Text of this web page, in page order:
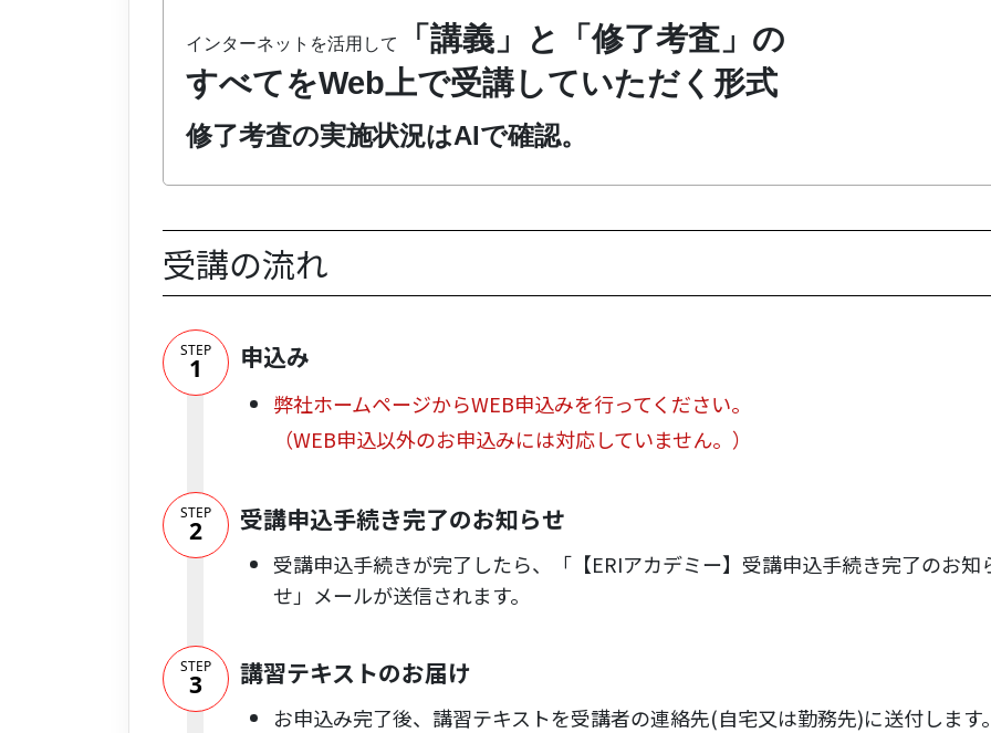
インターネットを活用して
「講義」と「修了考査」の
すべてをWeb上で受講していただく形式
修了考査の実施状況はAIで確認。
受講の流れ
STEP
1 申込み
弊社ホームページからWEB申込みを行ってください。
（WEB申込以外のお申込みには対応していません。）
STEP
2 受講申込手続き完了のお知らせ
受講申込手続きが完了したら、「【ERIアカデミー】受講申込手続き完了のお知
せ」メールが送信されます。
STEP
3 講習テキストのお届け
お申込み完了後、講習テキストを受講者の連絡先(自宅又は勤務先)に送付します